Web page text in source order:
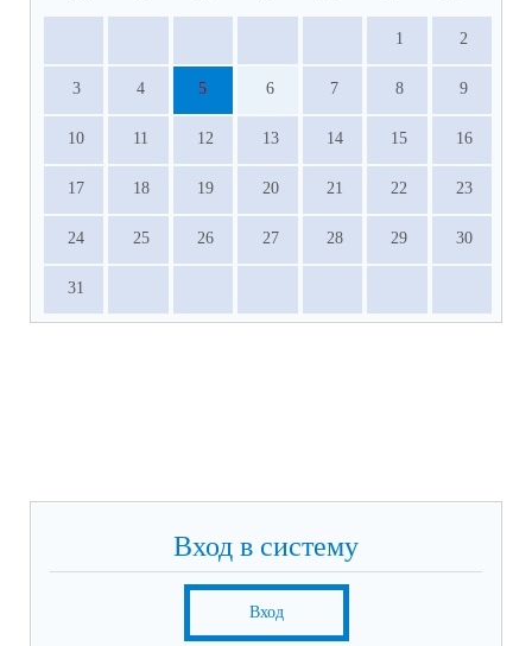
1 2
3 4 5 6 7 8 9
10 11 12 13 14 15 16
17 18 19 20 21 22 23
24 25 26 27 28 29 30
31
Вход в систему
Вход